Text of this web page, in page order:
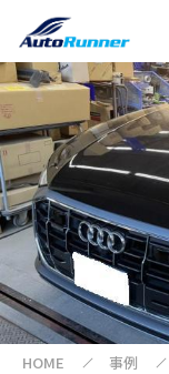
HOME 事例